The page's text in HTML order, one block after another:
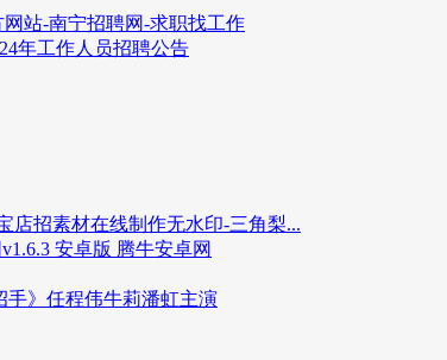
站-南宁招聘网-求职找工作
年工作人员招聘公告
店招素材在线制作无水印-三角梨...
安卓版 腾牛安卓网
手》任程伟牛莉潘虹主演